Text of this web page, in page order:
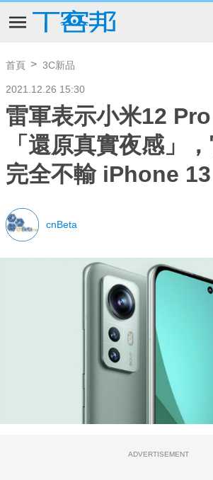
首頁 3C新品
2021.12.26 15:30
雷軍表示小米12
「還原真實夜感」
完全不輸 iPhone 13
cnBeta
ADVERTISEMENT